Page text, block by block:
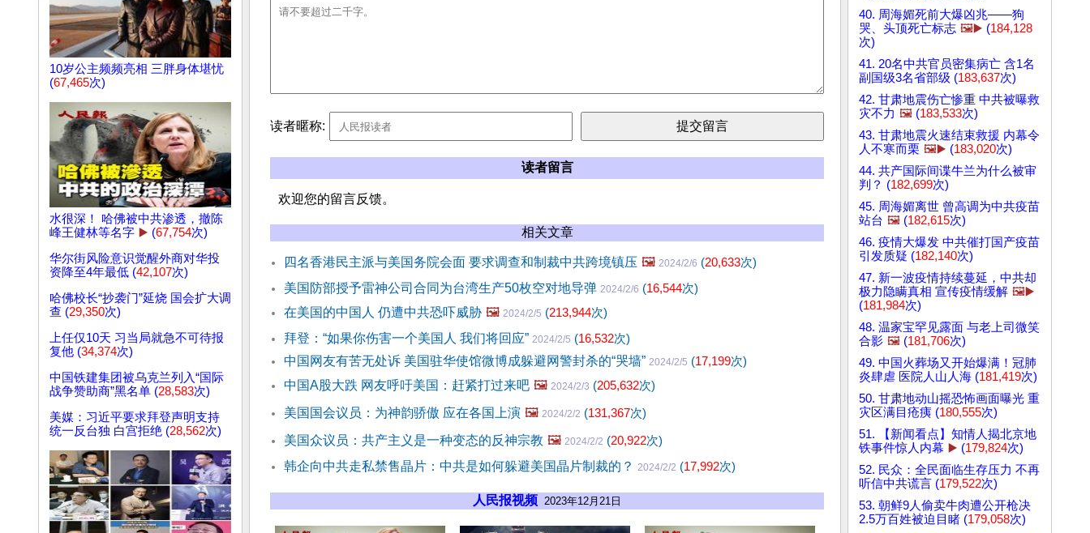
10岁公主频频亮相 三胖身体堪忧
(67,465次)
水很深！ 哈佛被中共渗透，撤陈
峰王健林等名字 ▶️ (67,754次)
华尔街风险意识觉醒外商对华投
资降至4年最低 (42,107次)
哈佛校长“抄袭门”延烧 国会扩大调
查 (29,350次)
上任仅10天 习当局就急不可待报
复他 (34,374次)
中国铁建集团被乌克兰列入“国际
战争赞助商”黑名单 (28,583次)
美媒：习近平要求拜登声明支持
统一反台独 白宫拒绝 (28,562次)
读者暱称:
读者留言
欢迎您的留言反馈。
相关文章
四名香港民主派与美国务院会面 要求调查和制裁中共跨境镇压 🖼️ 2024/2/6 (20,633次)
美国防部授予雷神公司合同为台湾生产50枚空对地导弹 2024/2/6 (16,544次)
在美国的中国人 仍遭中共恐吓威胁 🖼️ 2024/2/5 (213,944次)
拜登：“如果你伤害一个美国人 我们将回应” 2024/2/5 (16,532次)
中国网友有苦无处诉 美国驻华使馆微博成躲避网警封杀的“哭墙” 2024/2/5 (17,199次)
中国A股大跌 网友呼吁美国：赶紧打过来吧 🖼️ 2024/2/3 (205,632次)
美国国会议员：为神韵骄傲 应在各国上演 🖼️ 2024/2/2 (131,367次)
美国众议员：共产主义是一种变态的反神宗教 🖼️ 2024/2/2 (20,922次)
韩企向中共走私禁售晶片：中共是如何躲避美国晶片制裁的？ 2024/2/2 (17,992次)
人民报视频 2023年12月21日
40. 周海媚死前大爆凶兆——狗
哭、头顶死亡标志 🖼️▶️ (184,128
次)
41. 20名中共官员密集病亡 含1名
副国级3名省部级 (183,637次)
42. 甘肃地震伤亡惨重 中共被曝救
灾不力 🖼️ (183,533次)
43. 甘肃地震火速结束救援 内幕令
人不寒而栗 🖼️▶️ (183,020次)
44. 共产国际间谍牛兰为什么被审
判？ (182,699次)
45. 周海媚离世 曾高调为中共疫苗
站台 🖼️ (182,615次)
46. 疫情大爆发 中共催打国产疫苗
引发质疑 (182,140次)
47. 新一波疫情持续蔓延，中共却
极力隐瞒真相 宣传疫情缓解 🖼️▶️
(181,984次)
48. 温家宝罕见露面 与老上司微笑
合影 🖼️ (181,706次)
49. 中国火葬场又开始爆满！冠肺
炎肆虐 医院人山人海 (181,419次)
50. 甘肃地动山摇恐怖画面曝光 重
灾区满目疮痍 (180,555次)
51. 【新闻看点】知情人揭北京地
铁事件惊人内幕 ▶️ (179,824次)
52. 民众：全民面临生存压力 不再
听信中共谎言 (179,522次)
53. 朝鲜9人偷卖牛肉遭公开枪决
2.5万百姓被迫目睹 (179,058次)